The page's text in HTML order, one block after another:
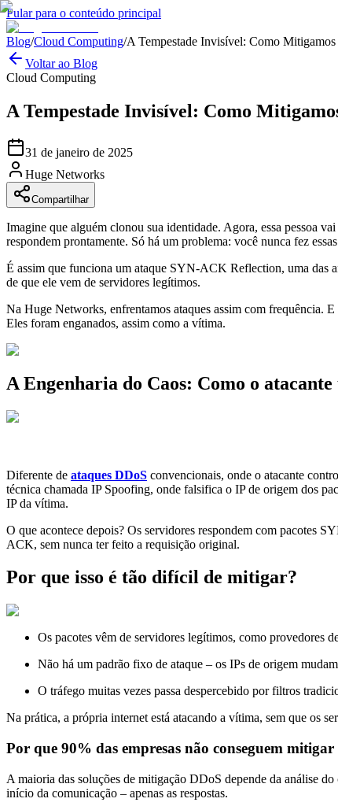
Pular para o conteúdo principal
Blog/Cloud Computing/A Tempestade Invisível: Como
Voltar ao Blog
Cloud Computing
A Tempestade Invisível: Como
31 de janeiro de 2025
Huge Networks
Compartilhar
Imagine que alguém clonou sua identidade. Agora, essa pessoa
respondem prontamente. Só há um problema: você nunca fez
É assim que funciona um ataque SYN-ACK Reflection, uma das
de que ele vem de servidores legítimos.
Na Huge Networks, enfrentamos ataques assim com frequência.
Eles foram enganados, assim como a vítima.
A Engenharia do Caos: Como o
Diferente de ataques DDoS convencionais, onde o atacante
técnica chamada IP Spoofing, onde falsifica o IP de origem dos
IP da vítima.
O que acontece depois? Os servidores respondem com pacotes
ACK, sem nunca ter feito a requisição original.
Por que isso é tão difícil de mitigar?
Os pacotes vêm de servidores legítimos, como provedores
Não há um padrão fixo de ataque – os IPs de origem
O tráfego muitas vezes passa despercebido por filtros
Na prática, a própria internet está atacando a vítima, sem que os
Por que 90% das empresas não conseguem mitigar
A maioria das soluções de mitigação DDoS depende da análise
início da comunicação – apenas as respostas.